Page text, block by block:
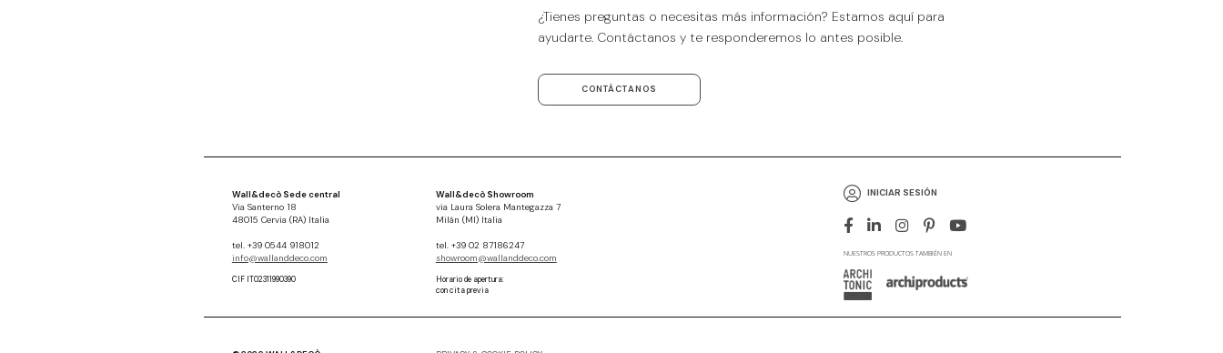
¿Tienes preguntas o necesitas más información? Estamos aquí para
ayudarte. Contáctanos y te responderemos lo antes posible.
CONTÁCTANOS
Wall&decò Sede central
Via Santerno 18
48015 Cervia (RA) Italia
tel. +39 0544 918012
info@wallanddeco.com
CIF IT02311990390
Wall&decò Showroom
via Laura Solera Mantegazza 7
Milán (MI) Italia
tel. +39 02 87186247
showroom@wallanddeco.com
Horario de apertura:
con cita previa
INICIAR SESIÓN
NUESTROS PRODUCTOS TAMBIÉN EN